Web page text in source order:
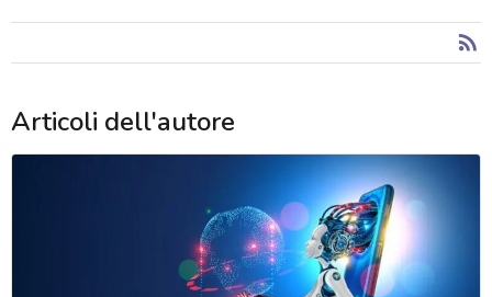
Articoli dell'autore